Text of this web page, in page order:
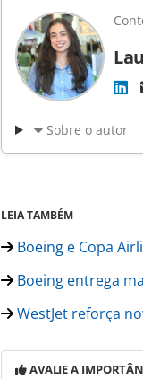
Sobre o autor
LEIA TAMBÉM
Boeing e Copa
Boeing entrega
WestJet reforça
AVALIE A